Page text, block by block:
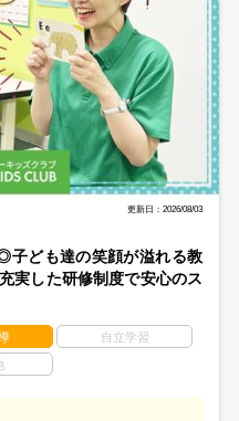
更新日：2026/08/03
子ども達の笑顔が溢れる教
実した研修制度で安心のス
自立学習